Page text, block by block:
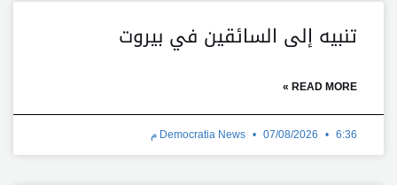
تنبيه إلى السائقين في بيروت
READ MORE »
Democratia News 07/08/2026 6:36 م